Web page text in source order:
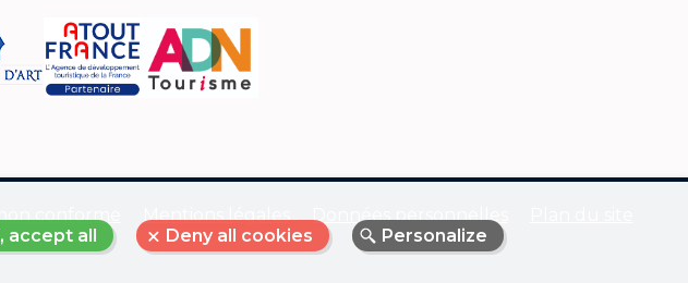
conforme Mentions légales Données personnelles
accept all Deny all cookies Personalize